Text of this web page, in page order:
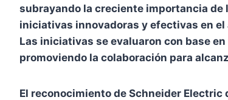
subrayando la creciente importancia
iniciativas innovadoras y efectivas en
Las iniciativas se evaluaron con base
promoviendo la colaboración para
El reconocimiento de Schneider